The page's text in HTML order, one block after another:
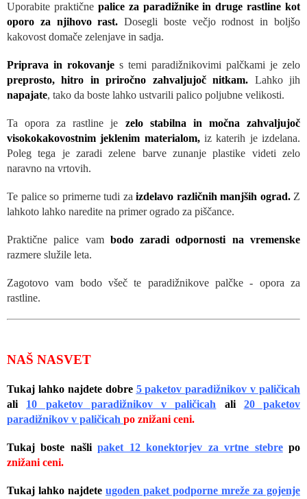
Uporabite praktičnepalice za paradižnike in druge rastline kot
oporo za njihovo rast. Dosegli boste večjo rodnost in boljšo
kakovost domače zelenjave in sadja.
Priprava in rokovanje s temi paradižnikovimi palčkami je zelo
preprosto, hitro in priročno zahvaljujoč nitkam. Lahko jih
napajate, tako da boste lahko ustvarili palico poljubne velikosti.
Ta opora za rastline je zelo stabilna in močna zahvaljujoč
visokokakovostnim jeklenim materialom,iz katerih je izdelana.
Poleg tega je zaradi zelene barve zunanje plastike videti zelo
naravno na vrtovih.
Te palice so primerne tudi za izdelavo različnih manjših ograd.Z
lahkoto lahko naredite na primer ogrado za piščance.
Praktične palice vam bodo zaradi odpornosti na vremenske
razmere služile leta.
Zagotovo vam bodo všeč te paradižnikove palčke - opora za
rastline.
NAŠ NASVET
Tukaj lahko najdete dobre 5 paketov paradižnikov v paličicah
ali 10 paketov paradižnikov v paličicah ali 20 paketov
paradižnikov v paličicah po znižani ceni.
Tukaj boste našlipaket 12 konektorjev za vrtne stebrepo
znižani ceni.
Tukaj lahko najdete ugoden paket podporne mreže za gojenje